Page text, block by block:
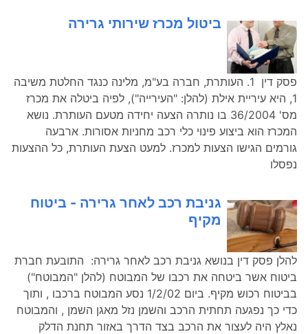
ביטול מכרז שירותי גרירה
פסק דין 1. העותרת, חברה בע"מ, מלינה כנגד החלטת משיבה
1, היא עיריית אילת (להלן: "העירייה"), לפיה ביטלה את מכרז
מס' 36/2004 בו נותרה הצעה יחידה מטעם העותרת. נושא
המכרז הוא ביצוע פינוי כלי רכב מחניות אסורות. ארבעה
גורמים הגישו הצעות למכרז. למעט הצעת העותרת, כל ההצעות
נפסלו
גניבת רכב לאחר גרירה - ביטוח
מקיף
להלן פסק דין בנושא גניבת רכב לאחר גרירה: התובעת חברת
ביטוח אשר ביטחה את רכבו של המבוטח (להלן "המבוטח")
בביטוח רכוש מקיף. ביום 1/2/02 נסע המבוטח ברכבו , ותוך
כדי כך נפגעה תחתית הרכב והשמן נזל מאגן השמן , והמבוטח
נאלץ היה לעצור את הרכב בצד הדרך באזור תחנת הדלק